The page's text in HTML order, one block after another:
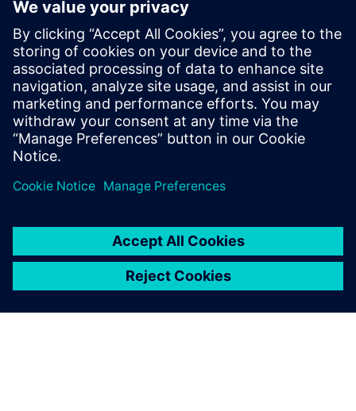
Software
AerialView - це наш інструмент звітності MIS для
формування автоматизованих звітів від системи
автоматизації з визначеними користувачем
шаблонами.
Докладніше